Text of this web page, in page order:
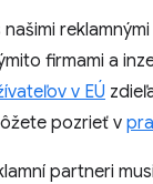
firmami a
v EÚ
pozrieť v
partneri